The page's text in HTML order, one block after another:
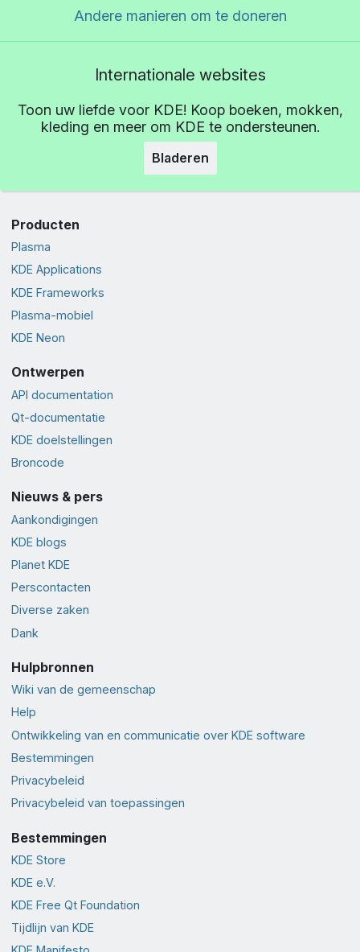
Andere manieren om te doneren
Internationale websites
Toon uw liefde voor KDE! Koop boeken, mokken,
kleding en meer om KDE te ondersteunen.
Bladeren
Producten
Plasma
KDE Applications
KDE Frameworks
Plasma-mobiel
KDE Neon
Ontwerpen
API documentation
Qt-documentatie
KDE doelstellingen
Broncode
Nieuws & pers
Aankondigingen
KDE blogs
Planet KDE
Perscontacten
Diverse zaken
Dank
Hulpbronnen
Wiki van de gemeenschap
Help
Ontwikkeling van en communicatie over KDE software
Bestemmingen
Privacybeleid
Privacybeleid van toepassingen
Bestemmingen
KDE Store
KDE e.V.
KDE Free Qt Foundation
Tijdlijn van KDE